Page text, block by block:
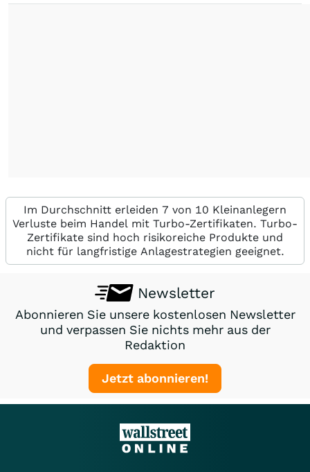
Im Durchschnitt erleiden 7 von 10 Kleinanlegern
Verluste beim Handel mit Turbo-Zertifikaten. Turbo-
Zertifikate sind hoch risikoreiche Produkte und
nicht für langfristige Anlagestrategien geeignet.
Newsletter
Abonnieren Sie unsere kostenlosen Newsletter
und verpassen Sie nichts mehr aus der
Redaktion
Jetzt abonnieren!